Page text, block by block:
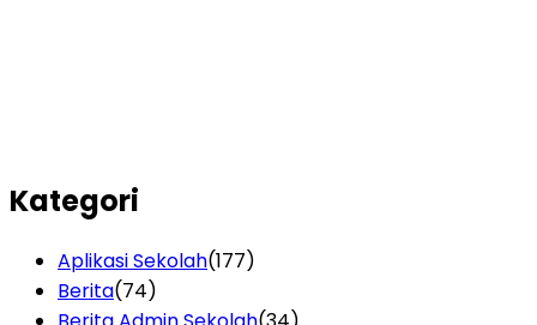
Kategori
Aplikasi Sekolah(177)
Berita(74)